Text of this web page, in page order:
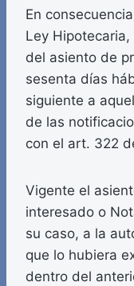
En
Ley
del asiento de
sesenta días
siguiente a
de las
con el art. 322
Vigente el
interesado o
su caso, a la
que lo hubiera
dentro del